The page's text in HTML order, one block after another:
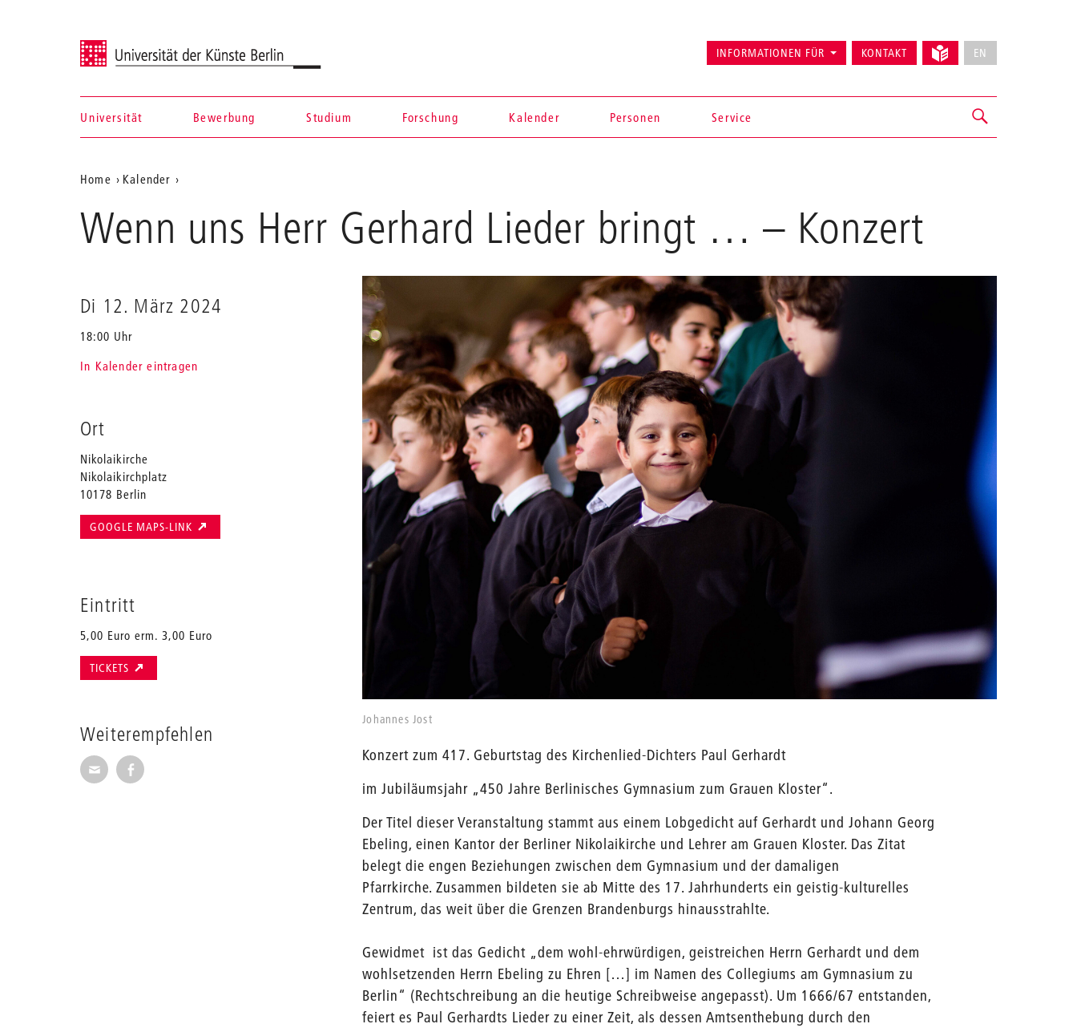
Universität der Künste Berlin
Navigation &
Suche
Universität Bewerbung Studium Forschung Kalender Personen Service
INFORMATIONEN FÜR KONTAKT EN
Aktuelle
Position
auf
Home
Kalender
Gerhard
…
Wenn uns Herr Gerhard Lieder bringt … – Konzert
Di 12. März 2024
18:00 Uhr
In Kalender eintragen
Ort
Nikolaikirche
Nikolaikirchplatz
10178 Berlin
GOOGLE MAPS-LINK
Eintritt
5,00 Euro erm. 3,00 Euro
TICKETS
Weiterempfehlen
Seite per E-Mail weiterempfehlen
Seite auf Facebook weiterempfehlen
Johannes Jost
Konzert zum 417. Geburtstag des Kirchenlied-Dichters Paul Gerhardt
im Jubiläumsjahr „450 Jahre Berlinisches Gymnasium zum Grauen Kloster“.
Der Titel dieser Veranstaltung stammt aus einem Lobgedicht auf Gerhardt und Johann Georg
Ebeling, einen Kantor der Berliner Nikolaikirche und Lehrer am Grauen Kloster. Das Zitat
belegt die engen Beziehungen zwischen dem Gymnasium und der damaligen
Pfarrkirche. Zusammen bildeten sie ab Mitte des 17. Jahrhunderts ein geistig-kulturelles
Zentrum, das weit über die Grenzen Brandenburgs hinausstrahlte.
Gewidmet ist das Gedicht „dem wohl-ehrwürdigen, geistreichen Herrn Gerhardt und dem
wohlsetzenden Herrn Ebeling zu Ehren […] im Namen des Collegiums am Gymnasium zu
Berlin“ (Rechtschreibung an die heutige Schreibweise angepasst). Um 1666/67 entstanden,
feiert es Paul Gerhardts Lieder zu einer Zeit, als dessen Amtsenthebung durch den